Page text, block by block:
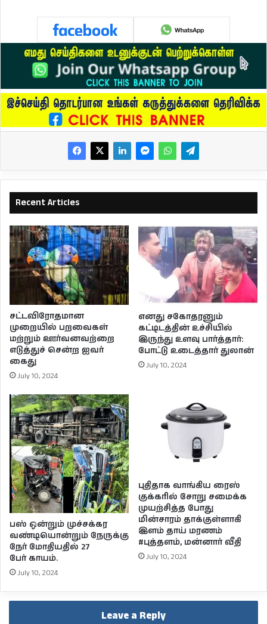
Recent Articles
சட்டவிரோதமான
முறையில் பறவைகள்
மற்றும் ஊர்வனவற்றை
எடுத்துச் சென்ற ஐவர்
கைது
July 10, 2024
எனது சகோதரனும்
கட்டிடத்தின் உச்சியில்
இருந்து உளவு பார்த்தார்:
போட்டு உடைத்தார் துலான்
July 10, 2024
பஸ் ஒன்றும் முச்சக்கர
வண்டியொன்றும் நேருக்கு
நேர் மோதியதில் 27
பேர் காயம்.
July 10, 2024
புதிதாக வாங்கிய ரைஸ்
குக்கரில் சோறு சமைக்க
முயற்சித்த போது
மின்சாரம் தாக்குள்ளாகி
இளம் தாய் மரணம்
#புத்தளம், மன்னார் வீதி
July 10, 2024
Leave a Reply